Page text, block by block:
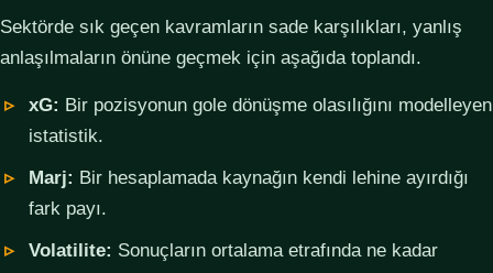
Sektörde sık geçen kavramların sade karşılıkları, yanlış
anlaşılmaların önüne geçmek için aşağıda toplandı.
xG: Bir pozisyonun gole dönüşme olasılığını modelleyen
istatistik.
Marj: Bir hesaplamada kaynağın kendi lehine ayırdığı
fark payı.
Volatilite: Sonuçların ortalama etrafında ne kadar